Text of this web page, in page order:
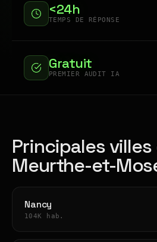
<24h
TEMPS DE RÉPONSE
Gratuit
PREMIER AUDIT IA
Principales villes
Meurthe-et-
Nancy
104K hab.